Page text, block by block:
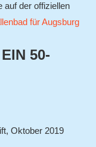
auf der offiziellen
für Augsburg
50-
Oktober 2019